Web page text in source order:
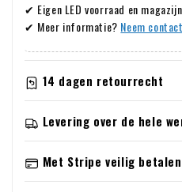
✔ Eigen LED voorraad en magazijn
✔ Meer informatie? Neem
14 dagen retourrecht
Informatie rondom
Retourneren
U heeft het recht uw
Levering over de hele
Verzending en
Wij doen ons uiterste best om
Met Stripe veilig
Betaalmethodes